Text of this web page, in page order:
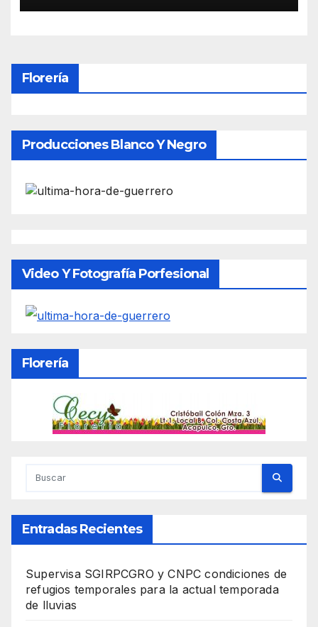
Florería
Producciones Blanco Y Negro
Video Y Fotografía Porfesional
Florería
Entradas Recientes
Supervisa SGIRPCGRO y CNPC condiciones de
refugios temporales para la actual temporada
de lluvias